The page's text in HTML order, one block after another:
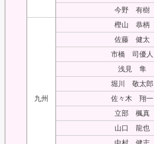
今野 有樹
九州
樫山 恭柄
佐藤 健太
市橋 司優人
浅見 隼
堀川 敬太郎
佐々木 翔一
立部 楓真
山口 龍也